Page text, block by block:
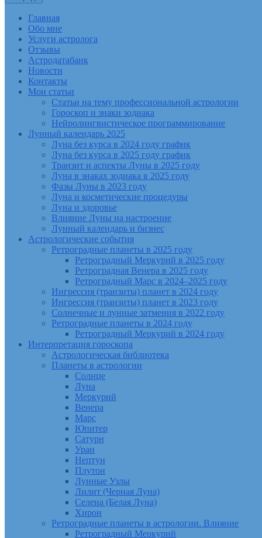
Главная
Обо мне
Услуги астролога
Отзывы
Астродатабанк
Новости
Контакты
Мои статьи
Статьи на тему профессиональной астрологии
Гороскоп и знаки зодиака
Нейролингвистическое программирование
Лунный календарь 2025
Луна без курса в 2024 году график
Луна без курса в 2025 году график
Транзит и аспекты Луны в 2025 году
Луна в знаках зодиака в 2025 году
Фазы Луны в 2023 году
Луна и косметические процедуры
Луна и здоровье
Влияние Луны на настроение
Лунный календарь и бизнес
Астрологические события
Ретроградные планеты в 2025 году
Ретроградный Меркурий в 2025 году
Ретроградная Венера в 2025 году
Ретроградный Марс в 2024–2025 году
Ингрессия (транзиты) планет в 2024 году
Ингрессия (транзиты) планет в 2023 году
Солнечные и лунные затмения в 2022 году
Ретроградные планеты в 2024 году
Ретроградный Меркурий в 2024 году
Интерпретация гороскопа
Астрологическая библиотека
Планеты в астрологии
Солнце
Луна
Меркурий
Венера
Марс
Юпитер
Сатурн
Уран
Нептун
Плутон
Лунные Узлы
Лилит (Черная Луна)
Селена (Белая Луна)
Хирон
Ретроградные планеты в астрологии. Влияние
Ретроградный Меркурий